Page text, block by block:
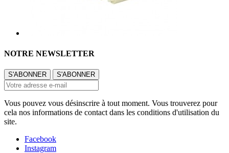
NOTRE NEWSLETTER
Vous pouvez vous désinscrire à tout moment. Vous trouverez pour
cela nos informations de contact dans les conditions d'utilisation du
site.
Facebook
Instagram